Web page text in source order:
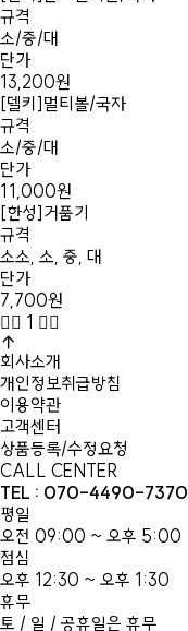
규격
소/중/대
단가
13,200원
[델키]멀티볼/국자
규격
소/중/대
단가
11,000원
[한성]거품기
규격
소소, 소, 중, 대
단가
7,700원
1
회사소개
개인정보취급방침
이용약관
고객센터
상품등록/수정요청
CALL CENTER
TEL : 070-4490-7370
평일
오전 09:00 ~ 오후 5:00
점심
오후 12:30 ~ 오후 1:30
휴무
토 / 일 / 공휴일은 휴무